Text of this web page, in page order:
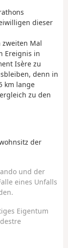
dieser
Mal
Ereignis in
Isère zu
denn in
km lange
zu den
der
und der
eines Unfalls
Eigentum